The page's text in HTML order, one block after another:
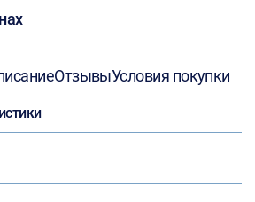
ОтзывыУсловия покупки